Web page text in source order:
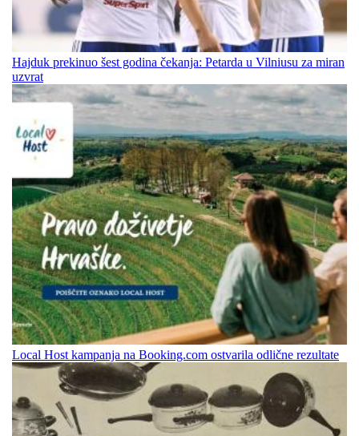
Hajduk prekinuo šest godina čekanja: Petarda u Vilniusu za miran
uzvrat
Local Host kampanja na Booking.com ostvarila odlične rezultate